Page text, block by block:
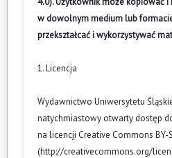
w dowolnym medium lub
przekształcać i wykorzystywać
1. Licencja
Wydawnictwo Uniwersytetu
natychmiastowy otwarty dostęp
na licencji Creative Commons BY-
(http://creativecommons.org/